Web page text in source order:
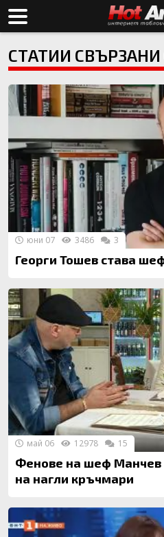
СТАТИИ
Георги Тошев става
юни 07 3486 3
Фенове на шеф Манчев
на нагли кръчмари
май 06 12978 15